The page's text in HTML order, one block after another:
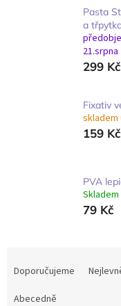
Pasta
a
21.srpna
299 Kč
Fixativ
skladem
159 Kč
PVA
Skladem
79 Kč
aDoporučujeme
Abecedně